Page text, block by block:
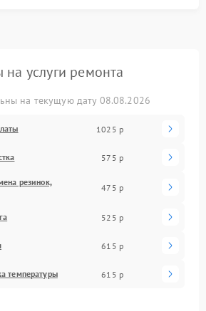
услуги ремонта
на текущую дату 08.08.2026
1025 р
575 р
резинок,
475 р
525 р
615 р
температуры 615 р